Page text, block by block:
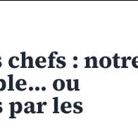
:
ou
par les